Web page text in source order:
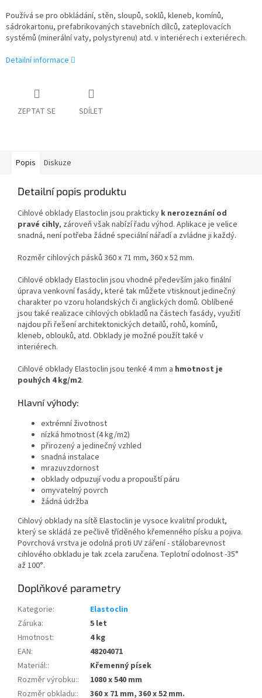
Používá se pro obkládání, stěn, sloupů, soklů, kleneb, komínů,
sádrokartonu, prefabrikovaných stavebních dílců, zateplovacích
systémů (minerální vaty, polystyrenu) atd. v interiérech i exteriérech.
Detailní informace
ZEPTAT SE SDÍLET
Popis Diskuze
Detailní popis produktu
Cihlové obklady Elastoclin jsou prakticky k nerozeznání od
pravé cihly, zároveň však nabízí řadu výhod. Aplikace je velice
snadná, není potřeba žádné speciální nářadí a zvládne ji každý.
Rozměr cihlových pásků 360 x 71 mm, 360 x 52 mm.
Cihlové obklady Elastoclin jsou vhodné především jako finální
úprava venkovní fasády, které tak můžete vtisknout jedinečný
charakter po vzoru holandských či anglických domů. Oblíbené
jsou také realizace cihlových obkladů na částech fasády, využití
najdou při řešení architektonických detailů, rohů, komínů,
kleneb, oblouků, atd. Obklady je možné použít také v
interiérech.
Cihlové obklady Elastoclin jsou tenké 4 mm a hmotnost je
pouhých 4 kg/m2.
Hlavní výhody:
extrémní životnost
nízká hmotnost (4 kg/m2)
přirozený a jedinečný vzhled
snadná instalace
mrazuvzdornost
obklady odpuzují vodu a propouští páru
omyvatelný povrch
žádná údržba
Cihlový obklady na sítě Elastoclin je vysoce kvalitní produkt,
který se skládá ze pečlivě tříděného křemenného písku a pojiva.
Povrchová vrstva je odolná proti UV záření - stálobarevnost
cihlového obkladu je tak zcela zaručena. Teplotní odolnost -35°
až 100°.
Doplňkové parametry
Kategorie:
Elastoclin
Záruka:
5 let
Hmotnost:
4 kg
EAN:
48204071
Materiál::
Křemenný písek
Rozměr výrobku::
1080 x 540 mm
Rozměr obkladu:: 360 x 71 mm, 360 x 52 mm.